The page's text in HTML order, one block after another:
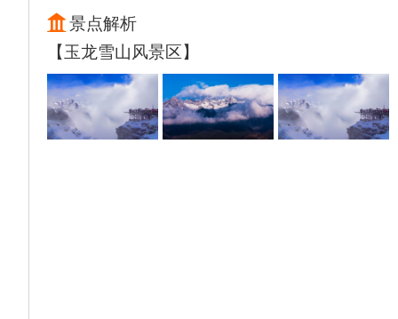
晚上入住丽江酒店。
景点解析
【玉龙雪山风景区】